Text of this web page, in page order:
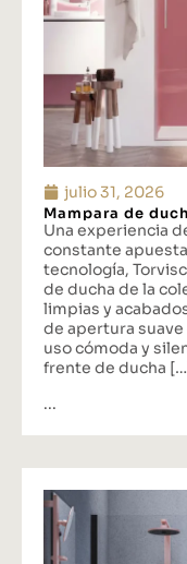
julio 31, 2026
Mampara de
Una experiencia
constante
tecnología,
de ducha de la
limpias y
de apertura
uso cómoda y
frente de ducha
...